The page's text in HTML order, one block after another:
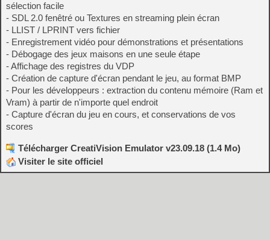
sélection facile
- SDL 2.0 fenêtré ou Textures en streaming plein écran
- LLIST / LPRINT vers fichier
- Enregistrement vidéo pour démonstrations et présentations
- Débogage des jeux maisons en une seule étape
- Affichage des registres du VDP
- Création de capture d'écran pendant le jeu, au format BMP
- Pour les développeurs : extraction du contenu mémoire (Ram et
Vram) à partir de n'importe quel endroit
- Capture d'écran du jeu en cours, et conservations de vos
scores
Télécharger CreatiVision Emulator v23.09.18 (1.4 Mo)
Visiter le site officiel